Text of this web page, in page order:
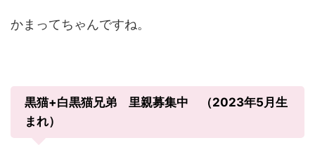
かまってちゃんですね。
黒猫+白黒猫兄弟 里親募集中 （2023年5月生
まれ）